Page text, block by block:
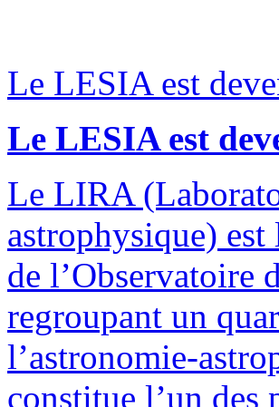
Le LESIA est
Le LESIA est
Le LIRA
astrophysique)
de l’Observatoire
regroupant un
l’astronomie-
constitue l’un des